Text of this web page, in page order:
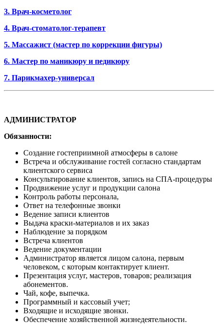
3. Врач-косметолог
4. Врач-стоматолог-терапевт
5. Массажист (мастер по коррекции фигуры)
6. Мастер по маникюру и педикюру
7. Парикмахер-универсал
АДМИНИСТРАТОР
Обязанности:
Создание гостеприимной атмосферы в салоне
Встреча и обслуживание гостей согласно стандартам
клиентского сервиса
Консультирование клиентов, запись на СПА-процедуры
Продвижение услуг и продукции салона
Контроль работы персонала,
Ответ на телефонные звонки
Ведение записи клиентов
Выдача краски-материалов и их заказ
Наблюдение за порядком
Встреча клиентов
Ведение документации
Администратор является лицом салона, первым
человеком, с которым контактирует клиент.
Презентация услуг, мастеров, товаров; реализация
абонементов.
Чай, кофе, выпечка.
Программный и кассовый учет;
Входящие и исходящие звонки.
Обеспечение хозяйственной жизнедеятельности.